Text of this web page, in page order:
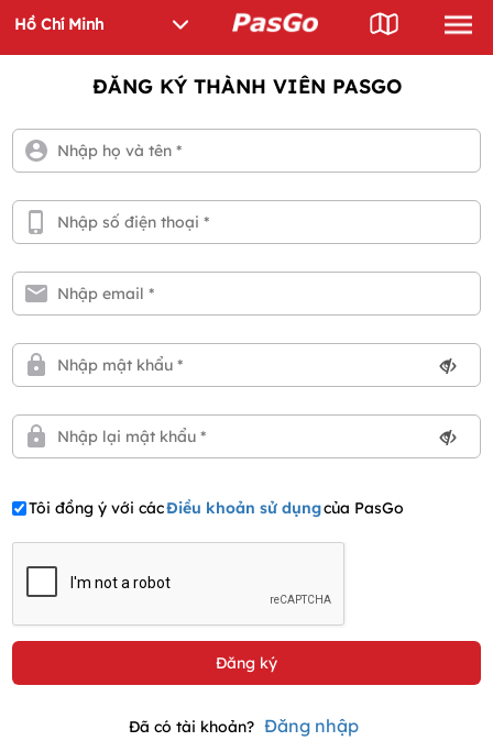
ĐĂNG KÝ THÀNH VIÊN PASGO
Tôi đồng ý với cácĐiều khoản sử dụngcủa PasGo
Đã có tài khoản? Đăng nhập